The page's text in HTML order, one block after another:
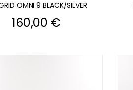
OMNI 9 BLACK/SILVER
Prix
160,00 €